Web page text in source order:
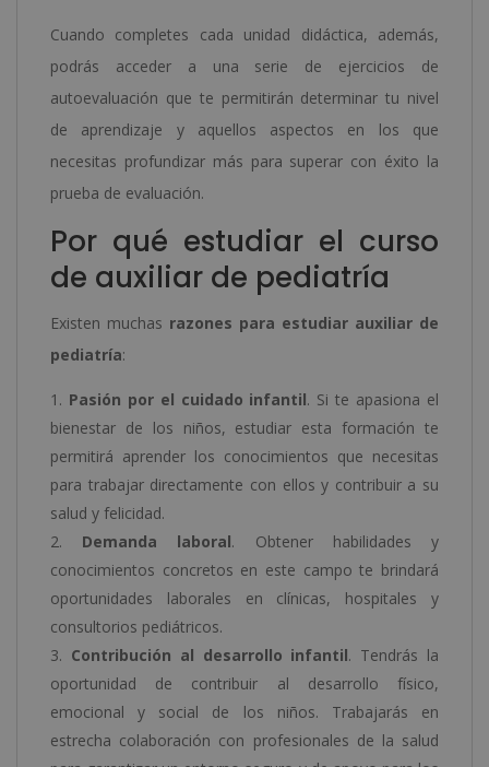
Cuando completes cada unidad didáctica, además,
podrás acceder a una serie de ejercicios de
autoevaluación que te permitirán determinar tu nivel
de aprendizaje y aquellos aspectos en los que
necesitas profundizar más para superar con éxito la
prueba de evaluación.
Por qué estudiar el curso
de auxiliar de pediatría
Existen muchas razones para estudiar auxiliar de
pediatría:
Pasión por el cuidado infantil. Si te apasiona el
bienestar de los niños, estudiar esta formación te
permitirá aprender los conocimientos que necesitas
para trabajar directamente con ellos y contribuir a su
salud y felicidad.
Demanda laboral. Obtener habilidades y
conocimientos concretos en este campo te brindará
oportunidades laborales en clínicas, hospitales y
consultorios pediátricos.
Contribución al desarrollo infantil. Tendrás la
oportunidad de contribuir al desarrollo físico,
emocional y social de los niños. Trabajarás en
estrecha colaboración con profesionales de la salud